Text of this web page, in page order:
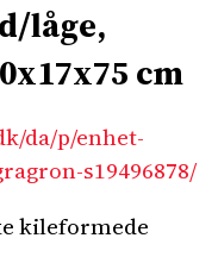
låge,
cm
da/p/enhet-
s19496878/
kileformede